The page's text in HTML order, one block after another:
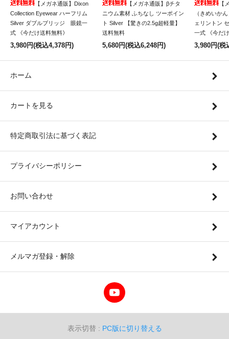
【メガネ通販】Dixon
Collection Eyewear ハーフリム
Silver ダブルブリッジ 眼鏡一
式 《今だけ送料無料》
3,980円(税込4,378円)
【メガネ通販】βチタ
ニウム素材 ふちなし ツーポイン
ト Silver 【驚きの2.5g超軽量】
送料無料
5,680円(税込6,248円)
【
（きめいか
ェリントン
一式 《今だ
3,980円(税
ホーム
カートを見る
特定商取引法に基づく表記
プライバシーポリシー
お問い合わせ
マイアカウント
メルマガ登録・解除
表示切替 : PC版に切り替える